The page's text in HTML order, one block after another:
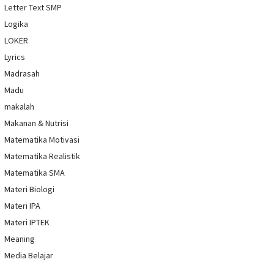
Letter Text SMP
Logika
LOKER
Lyrics
Madrasah
Madu
makalah
Makanan & Nutrisi
Matematika Motivasi
Matematika Realistik
Matematika SMA
Materi Biologi
Materi IPA
Materi IPTEK
Meaning
Media Belajar